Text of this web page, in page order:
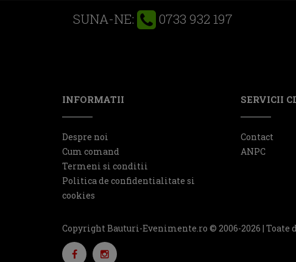
SUNA-NE: 0733 932 197
INFORMATII
Despre noi
Cum comand
Termeni si conditii
Politica de confidentialitate si
cookies
SERVICII
Contact
ANPC
Copyright Bauturi-Evenimente.ro © 2006-2026 |